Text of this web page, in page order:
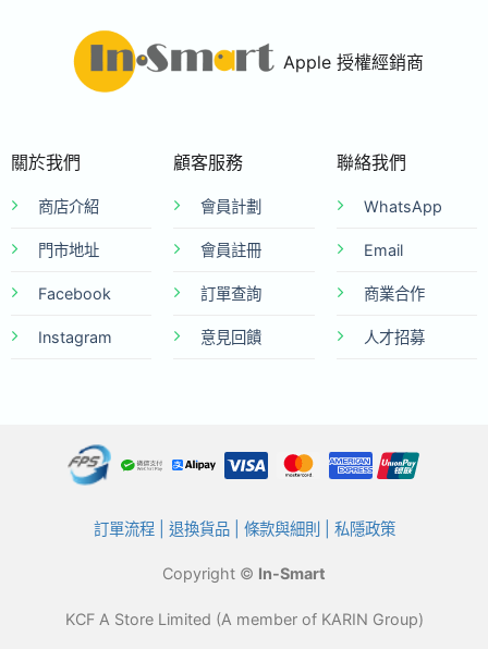
Apple 授權經銷商
關於我們
商店介紹
門市地址
Facebook
Instagram
顧客服務
會員計劃
會員註冊
訂單查詢
意見回饋
聯絡我們
WhatsApp
Email
商業合作
人才招募
訂單流程| 退換貨品| 條款與細則 私隱政策
Copyright © In-Smart
KCF A Store Limited (A member of KARIN Group)